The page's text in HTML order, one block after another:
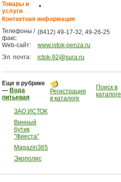
Товары и
услуги
Контактная информация
Телефоны /
факс:
(8412) 49-17-32, 49-26-25
Web-сайт:
www.istok-penza.ru
Эл. почта:
ictok-92 sura.ru
Еще в рубрике
— Вода
питьевая
ЗАО ИСТОК
Винный
бутик
"Фиеста"
Magazin365
Экополис
Регистрация
в каталоге
Поиск в
каталоге